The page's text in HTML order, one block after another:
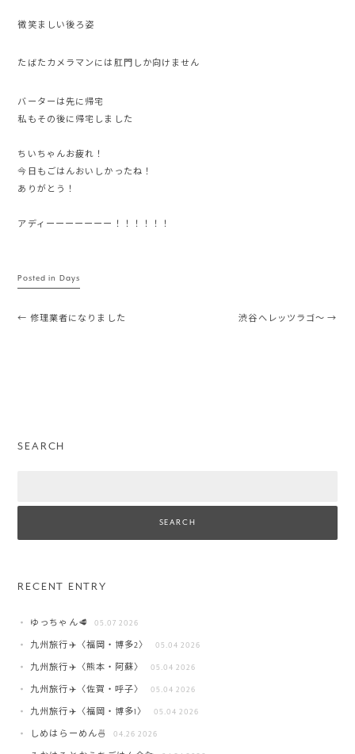
微笑ましい後ろ姿
たばたカメラマンには肛門しか向けません
バーターは先に帰宅
私もその後に帰宅しました
ちいちゃんお疲れ！
今日もごはんおいしかったね！
ありがとう！
アディーーーーーーー！！！！！！
Posted in Days
Post navigation
← 修理業者になりました 渋谷へレッツラゴ〜→
SEARCH
RECENT ENTRY
ゆっちゃん🥩 05.07 2026
九州旅行✈️〈福岡・博多2〉 05.04 2026
九州旅行✈️〈熊本・阿蘇〉 05.04 2026
九州旅行✈️〈佐賀・呼子〉 05.04 2026
九州旅行✈️〈福岡・博多1〉 05.04 2026
しめはらーめん🍜 04.26 2026